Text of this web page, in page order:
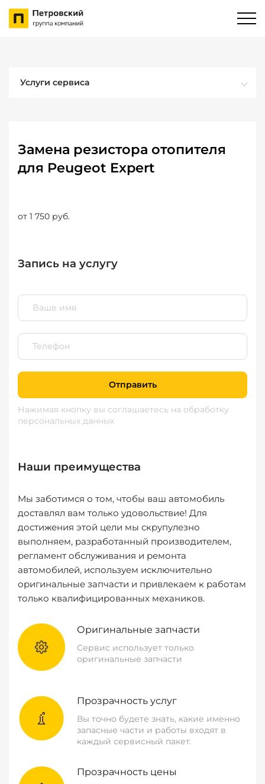
Услуги сервиса
Замена резистора отопителя
для Peugeot Expert
от 1 750 руб.
Запись на услугу
Отправить
Нажимая кнопку вы соглашаетесь на обработку
персональных данных
Наши преимущества
Мы заботимся о том, чтобы ваш автомобиль
доставлял вам только удовольствие! Для
достижения этой цели мы скрупулезно
выполняем, разработанный производителем,
регламент обслуживания и ремонта
автомобилей, используем исключительно
оригинальные запчасти и привлекаем к работам
только квалифицированных механиков.
Оригинальные запчасти
Сервис использует только
оригинальные запчасти
Прозрачность услуг
Вы точно будете знать, какие именно
запасные части и работы входят в
каждый сервисный пакет.
Прозрачность цены